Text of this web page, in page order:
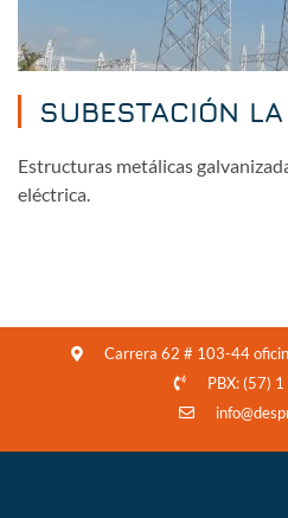
SUBESTACIÓN
Estructuras metálicas
eléctrica.
Carrera 62 # 103-44
PBX: (57)